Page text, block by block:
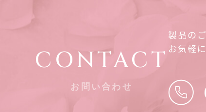
CONTACT
お問い合わせ
製品の
お気軽